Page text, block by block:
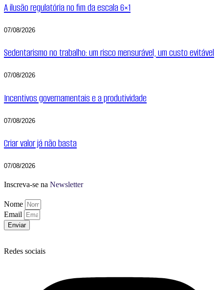
A ilusão regulatória no fim da escala 6×1
07/08/2026
Sedentarismo no trabalho: um risco mensurável, um custo evitável
07/08/2026
Incentivos governamentais e a produtividade
07/08/2026
Criar valor já não basta
07/08/2026
Inscreva-se na Newsletter
Nome
Email
Enviar
Redes sociais